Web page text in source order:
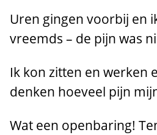
Uren gingen voorbij en
vreemds – de pijn was
Ik kon zitten en werken
denken hoeveel pijn
Wat een openbaring!